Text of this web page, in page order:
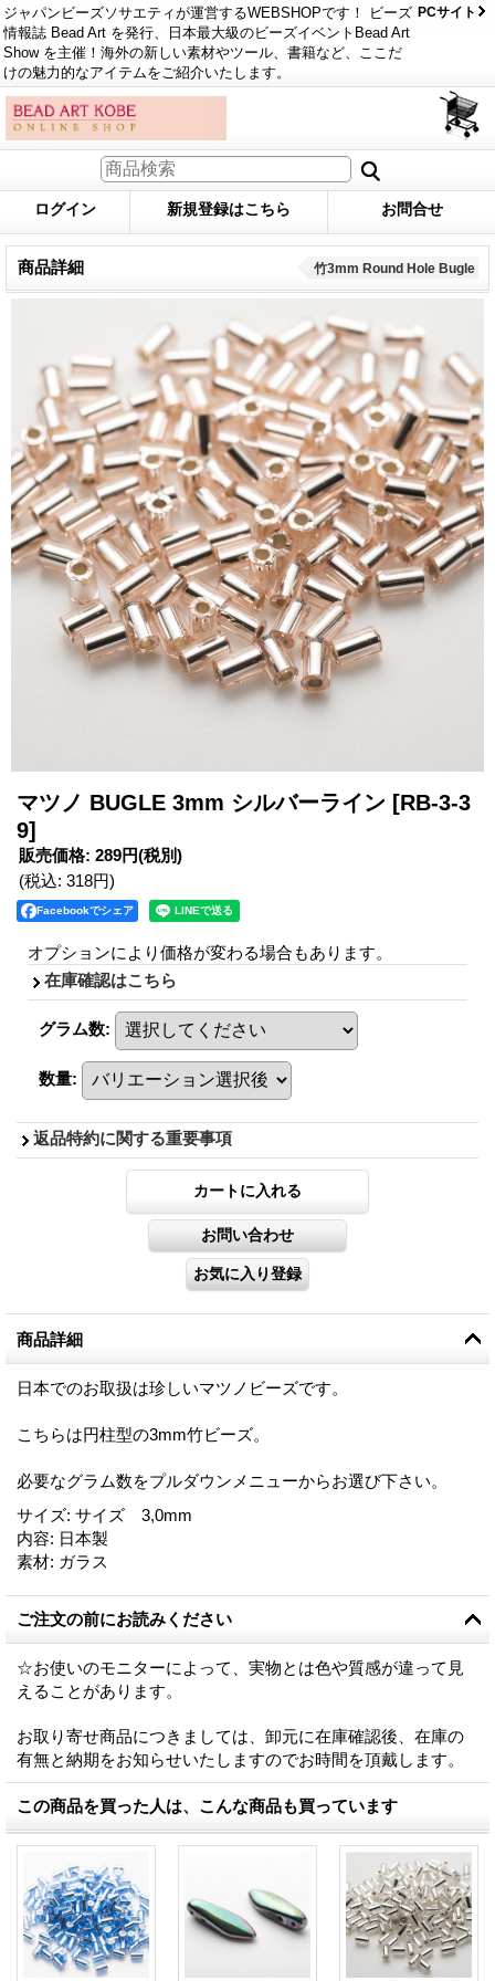
ジャパンビーズソサエティが運営するWEBSHOPです！ ビーズ
情報誌 Bead Art を発行、日本最大級のビーズイベントBead Art
Show を主催！海外の新しい素材やツール、書籍など、ここだ
けの魅力的なアイテムをご紹介いたします。
PCサイト
ログイン 新規登録はこちら お問合せ
商品詳細 竹3mm Round Hole Bugle
マツノ BUGLE 3mm シルバーライン [RB-3-3
9]
販売価格: 289円(税別)
(税込: 318円)
Facebookでシェア
オプションにより価格が変わる場合もあります。
在庫確認はこちら
グラム数:
数量:
返品特約に関する重要事項
商品詳細
日本でのお取扱は珍しいマツノビーズです。
こちらは円柱型の3mm竹ビーズ。
必要なグラム数をプルダウンメニューからお選び下さい。
サイズ: サイズ 3,0mm
内容: 日本製
素材: ガラス
ご注文の前にお読みください
☆お使いのモニターによって、実物とは色や質感が違って見
えることがあります。
お取り寄せ商品につきましては、卸元に在庫確認後、在庫の
有無と納期をお知らせいたしますのでお時間を頂戴します。
この商品を買った人は、こんな商品も買っています